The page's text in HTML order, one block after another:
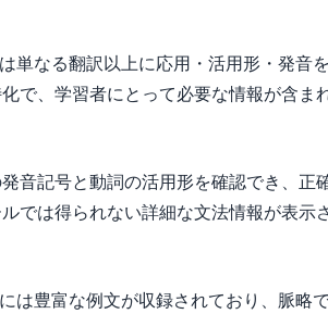
単なる翻訳以上に応用・活用形・発
で、学習者にとって必要な情報が含ま
音記号と動詞の活用形を確認でき、
では得られない詳細な文法情報が表示
は豊富な例文が収録されており、脈略